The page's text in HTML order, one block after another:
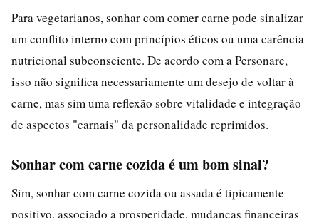
Para vegetarianos, sonhar com comer carne pode sinalizar
um conflito interno com princípios éticos ou uma carência
nutricional subconsciente. De acordo com a Personare,
isso não significa necessariamente um desejo de voltar à
carne, mas sim uma reflexão sobre vitalidade e integração
de aspectos "carnais" da personalidade reprimidos.
Sonhar com carne cozida é um bom sinal?
Sim, sonhar com carne cozida ou assada é tipicamente
positivo, associado a prosperidade, mudanças financeiras